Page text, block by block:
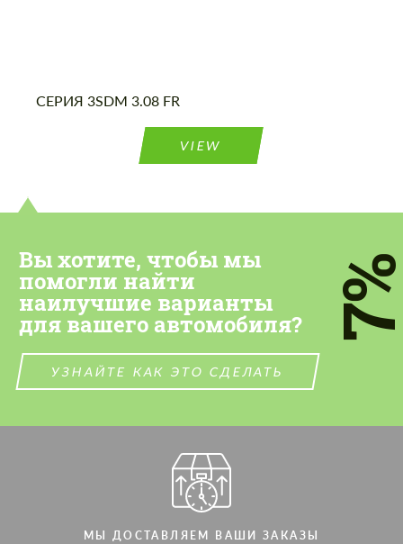
СЕРИЯ 3SDM 3.08 FR
VIEW
Вы хотите, чтобы мы
помогли найти
наилучшие варианты
для вашего автомобиля?
УЗНАЙТЕ КАК ЭТО СДЕЛАТЬ
МЫ ДОСТАВЛЯЕМ ВАШИ ЗАКАЗЫ